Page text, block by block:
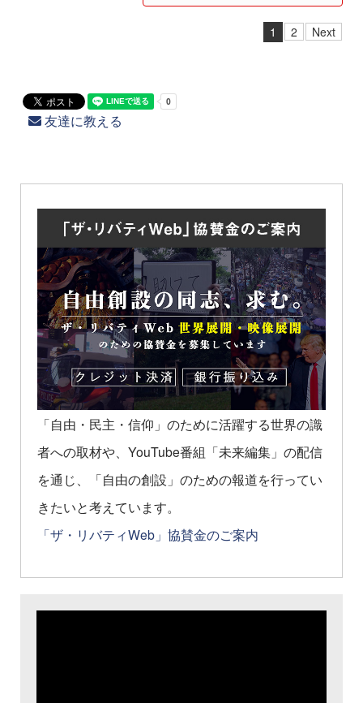
1 2 Next
友達に教える
「自由・民主・信仰」のために活躍する世界の識
者への取材や、YouTube番組「未来編集」の配信
を通じ、「自由の創設」のための報道を行ってい
きたいと考えています。
「ザ・リバティWeb」協賛金のご案内